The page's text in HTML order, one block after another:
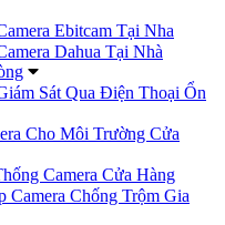
Ebitcam Tại Nha
Dahua Tại Nhà
Sát Qua Điện Thoại Ổn
Cho Môi Trường Cửa
Camera Cửa Hàng
Camera Chống Trộm Gia